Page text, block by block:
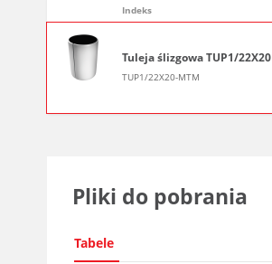
Indeks
Tuleja ślizgowa TUP1/22X20
TUP1/22X20-MTM
Pliki do pobrania
Tabele